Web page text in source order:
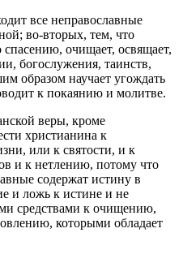
все неправославные
во-вторых, тем, что
очищает, освящает,
богослужения, таинств,
образом научает угождать
к покаянию и молитве.
веры, кроме
христианина к
или к святости, и к
и к нетлению, потому что
содержат истину в
и ложь к истине и не
средствами к очищению,
которыми обладает